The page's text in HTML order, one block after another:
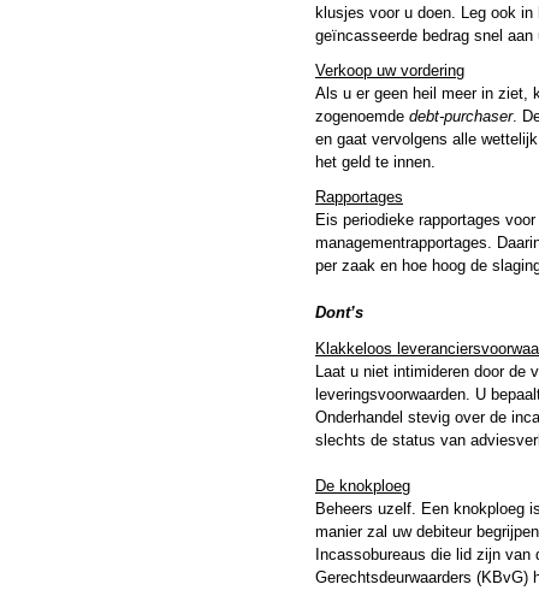
klusjes voor u doen. Leg ook
geïncasseerde bedrag snel
Verkoop uw vordering
Als u er geen heil meer in ziet,
zogenoemde debt-purchaser.
en gaat vervolgens alle
het geld te innen.
Rapportages
Eis periodieke rapportages
managementrapportages.
per zaak en hoe hoog de
Dont’s
Klakkeloos
Laat u niet intimideren door de
leveringsvoorwaarden. U
Onderhandel stevig over de
slechts de status van
De knokploeg
Beheers uzelf. Een knokploeg
manier zal uw debiteur
Incassobureaus die lid zijn
Gerechtsdeurwaarders (KBvG)